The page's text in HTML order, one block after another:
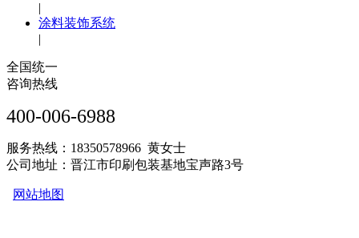
|
涂料装饰系统
|
全国统一
咨询热线
400-006-6988
服务热线：18350578966 黄女士
公司地址：晋江市印刷包装基地宝声路3号
网站地图